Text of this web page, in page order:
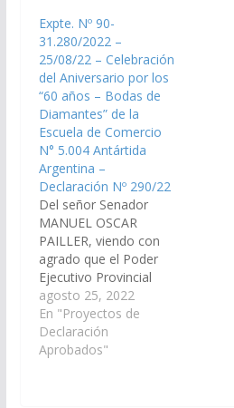
la Frontera, fundada
en el año 1965 por el
parroco local elPbro.
Oscar Daniel Correa,…
Expte. Nº 90-
31.280/2022 –
25/08/22 – Celebración
del Aniversario por los
“60 años – Bodas de
Diamantes” de la
Escuela de Comercio
N° 5.004 Antártida
Argentina –
Declaración Nº 290/22
Del señor Senador
MANUEL OSCAR
PAILLER, viendo con
agrado que el Poder
Ejecutivo Provincial
declare de interés
provincial la
celebración del
Aniversario por los “60
agosto 25, 2022
En "Proyectos de
Declaración
Aprobados"